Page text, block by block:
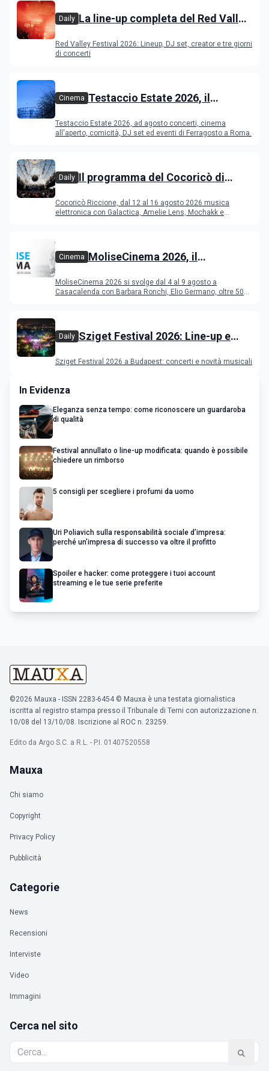
Daily La line-up completa del Red Valley
Red Valley Festival 2026: Lineup, DJ set, creator e tre giorni
di concerti
Cinema Testaccio Estate 2026, il
Ferragosto
Testaccio Estate 2026, ad agosto concerti, cinema
all'aperto, comicità, DJ set ed eventi di Ferragosto a Roma.
Daily Il programma del Cocoricò di
Cocoricò Riccione, dal 12 al 16 agosto 2026 musica
elettronica con Galactica, Amelie Lens, Mochakk e
Cinema MoliseCinema 2026, il
MoliseCinema 2026 si svolge dal 4 al 9 agosto a
Casacalenda con Barbara Ronchi, Elio Germano, oltre 50
Daily Sziget Festival 2026: Line-up e
Sziget Festival 2026 a Budapest: concerti e novità musicali
In Evidenza
Eleganza senza tempo: come riconoscere un guardaroba
di qualità
Festival annullato o line-up modificata: quando è possibile
chiedere un rimborso
5 consigli per scegliere i profumi da uomo
Uri Poliavich sulla responsabilità sociale d’impresa:
perché un’impresa di successo va oltre il profitto
Spoiler e hacker: come proteggere i tuoi account
streaming e le tue serie preferite
©2026 Mauxa - ISSN 2283-6454 © Mauxa è una testata giornalistica
iscritta al registro stampa presso il Tribunale di Terni con autorizzazione n.
10/08 del 13/10/08. Iscrizione al ROC n. 23259.
Edito da Argo S.C. a R.L. - P.I. 01407520558
Mauxa
Chi siamo
Copyright
Privacy Policy
Pubblicità
Categorie
News
Recensioni
Interviste
Video
Immagini
Cerca nel sito